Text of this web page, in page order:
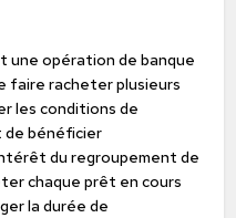
une opération de banque
faire racheter plusieurs
les conditions de
bénéficier
du regroupement de
chaque prêt en cours
la durée de